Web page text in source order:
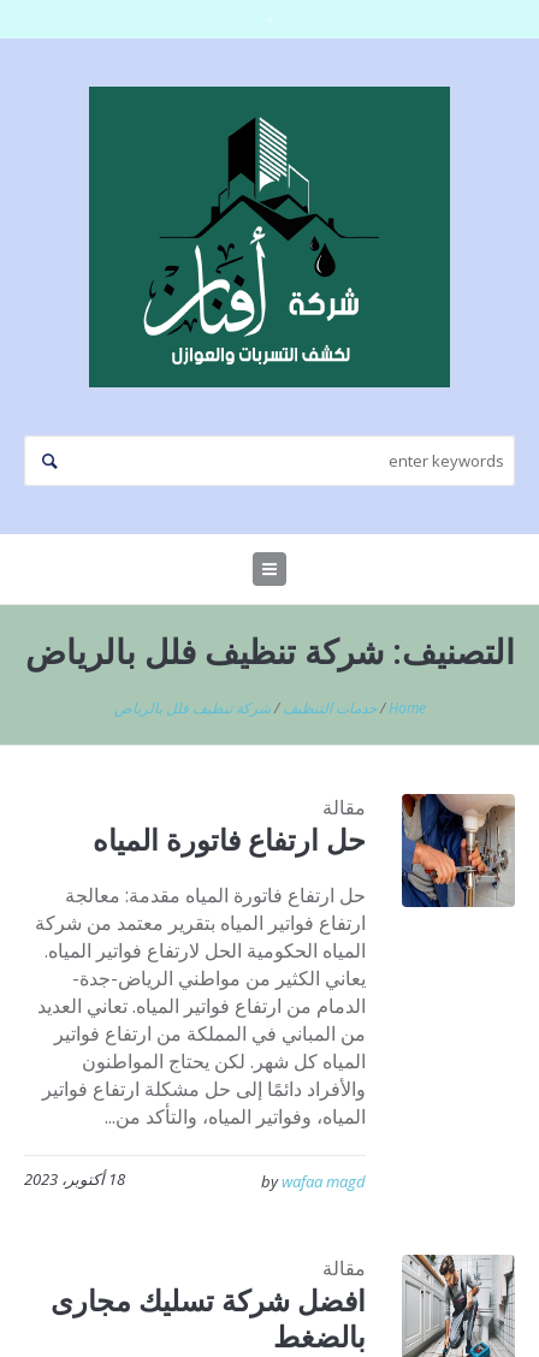
التصنيف:شركة تنظيف فلل بالرياض
Home
/خدمات التنظيف /شركة تنظيف فلل بالرياض
مقالة
حل ارتفاع فاتورة المياه
حل ارتفاع فاتورة المياه مقدمة: معالجة
ارتفاع فواتير المياه بتقرير معتمد من شركة
المياه الحكومية الحل لارتفاع فواتير المياه.
يعاني الكثير من مواطني الرياض-جدة-
الدمام من ارتفاع فواتير المياه. تعاني العديد
من المباني في المملكة من ارتفاع فواتير
المياه كل شهر. لكن يحتاج المواطنون
والأفراد دائمًا إلى حل مشكلة ارتفاع فواتير
المياه، وفواتير المياه، والتأكد من...
18 أكتوبر، 2023 bywafaa magd
مقالة
افضل شركة تسليك مجارى
بالضغط